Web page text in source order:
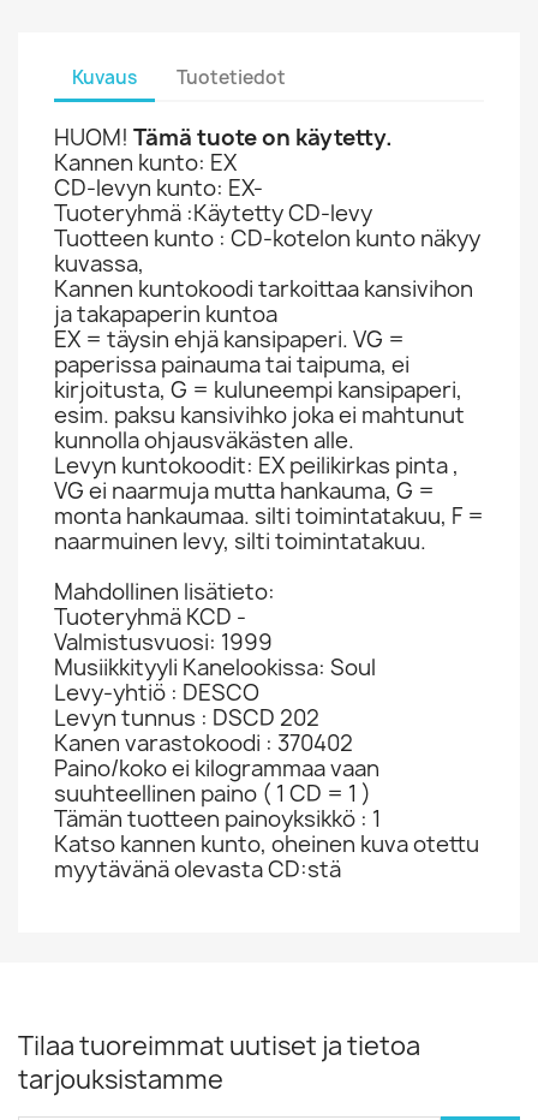
Kuvaus Tuotetiedot
HUOM! Tämä tuote on käytetty.
Kannen kunto: EX
CD-levyn kunto: EX-
Tuoteryhmä :Käytetty CD-levy
Tuotteen kunto : CD-kotelon kunto näkyy
kuvassa,
Kannen kuntokoodi tarkoittaa kansivihon
ja takapaperin kuntoa
EX = täysin ehjä kansipaperi. VG =
paperissa painauma tai taipuma, ei
kirjoitusta, G = kuluneempi kansipaperi,
esim. paksu kansivihko joka ei mahtunut
kunnolla ohjausväkästen alle.
Levyn kuntokoodit: EX peilikirkas pinta ,
VG ei naarmuja mutta hankauma, G =
monta hankaumaa. silti toimintatakuu, F =
naarmuinen levy, silti toimintatakuu.
Mahdollinen lisätieto:
Tuoteryhmä KCD -
Valmistusvuosi: 1999
Musiikkityyli Kanelookissa: Soul
Levy-yhtiö : DESCO
Levyn tunnus : DSCD 202
Kanen varastokoodi : 370402
Paino/koko ei kilogrammaa vaan
suuhteellinen paino ( 1 CD = 1 )
Tämän tuotteen painoyksikkö : 1
Katso kannen kunto, oheinen kuva otettu
myytävänä olevasta CD:stä
Tilaa tuoreimmat uutiset ja tietoa
tarjouksistamme